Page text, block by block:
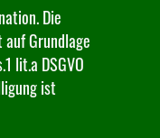
Die
Grundlage
lit.a DSGVO
ist